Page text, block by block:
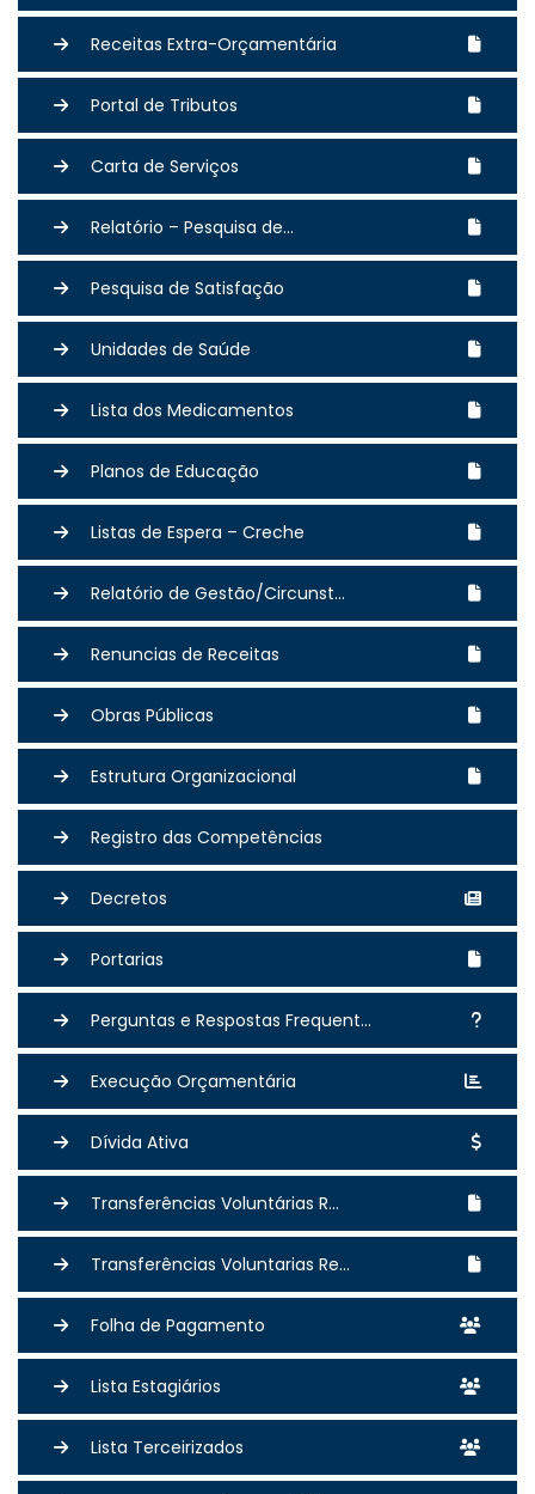
Receitas Extra-Orçamentária
Portal de Tributos
Carta de Serviços
Relatório – Pesquisa de...
Pesquisa de Satisfação
Unidades de Saúde
Lista dos Medicamentos
Planos de Educação
Listas de Espera – Creche
Relatório de Gestão/Circunst...
Renuncias de Receitas
Obras Públicas
Estrutura Organizacional
Registro das Competências
Decretos
Portarias
Perguntas e Respostas Frequent...
Execução Orçamentária
Dívida Ativa
Transferências Voluntárias R...
Transferências Voluntarias Re...
Folha de Pagamento
Lista Estagiários
Lista Terceirizados